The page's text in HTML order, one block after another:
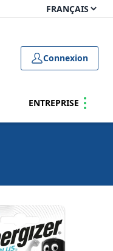
Connexion
ENTREPRISE